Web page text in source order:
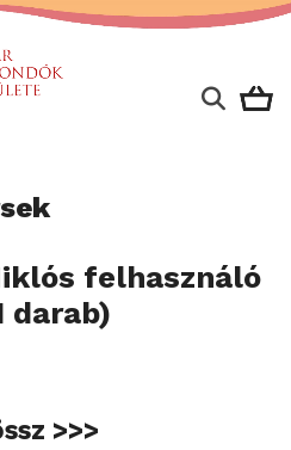
felhasználó
darab)
>>>